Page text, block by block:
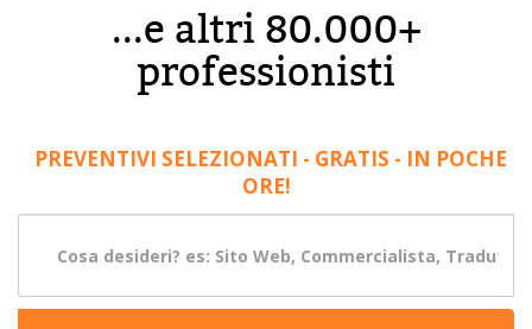
...e altri 80.000+
professionisti
PREVENTIVI SELEZIONATI - GRATIS - IN POCHE
ORE!